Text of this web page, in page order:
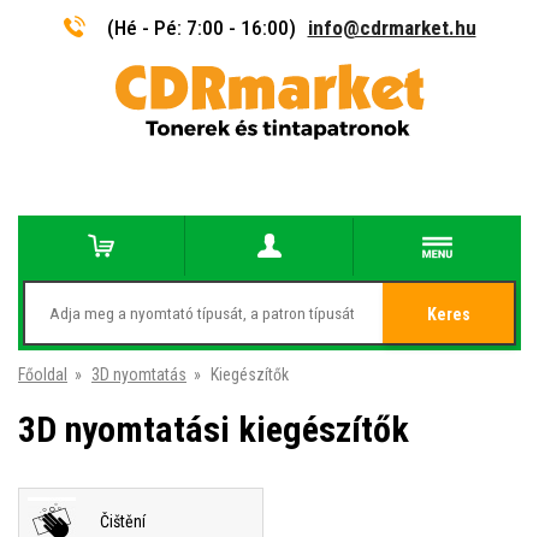
(Hé - Pé: 7:00 - 16:00) info@cdrmarket.hu
Keres
Főoldal » 3D nyomtatás » Kiegészítők
3D nyomtatási kiegészítők
Čištění